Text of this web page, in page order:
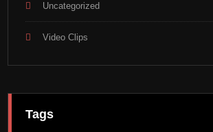
Uncategorized
Video Clips
Tags